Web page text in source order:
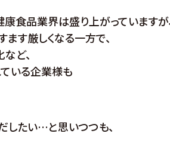
食品業界は盛り上がっていますが
す厳しくなる一方で、
ど、
いる企業様も
したい…と思いつつも、